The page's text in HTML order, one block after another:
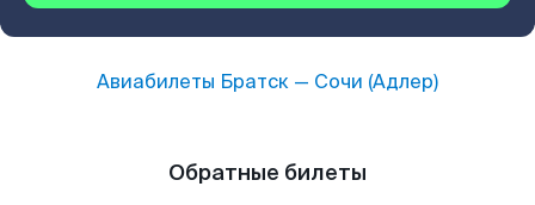
Авиабилеты Братск — Сочи (Адлер)
Обратные билеты